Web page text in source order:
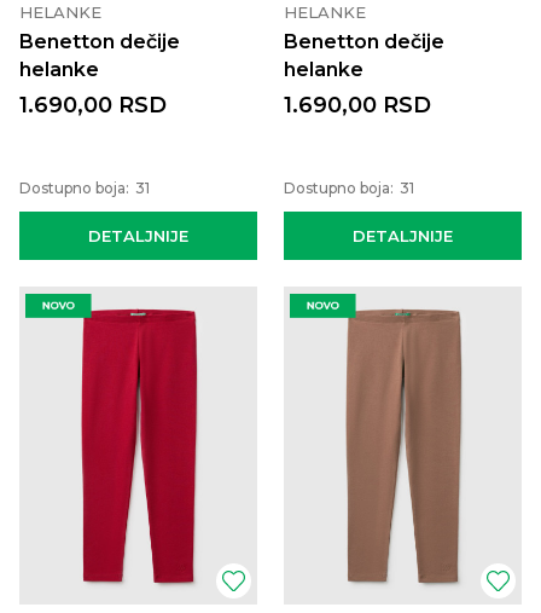
HELANKE
Benetton dečije
helanke
DETALJNIJE
1.690,00 RSD
Dostupno boja: 31
HELANKE
Benetton dečije
helanke
DETALJNIJE
1.690,00 RSD
Dostupno boja: 31